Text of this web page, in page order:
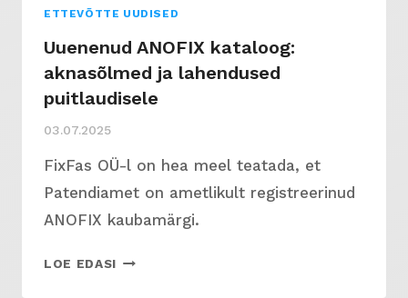
ETTEVÕTTE UUDISED
Uuenenud ANOFIX kataloog:
aknasõlmed ja lahendused
puitlaudisele
03.07.2025
FixFas OÜ-l on hea meel teatada, et
Patendiamet on ametlikult registreerinud
ANOFIX kaubamärgi.
LOE EDASI UUENENUD